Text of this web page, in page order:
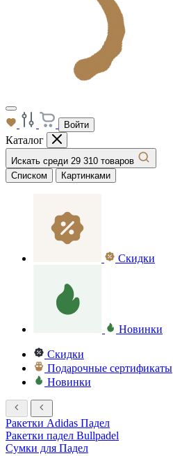
Войти
Каталог
Искать среди 29 310 товаров
Списком
Картинками
Скидки
Новинки
Скидки
Подарочные сертификаты
Новинки
Ракетки Adidas Падел
Ракетки падел Bullpadel
Сумки для Падел